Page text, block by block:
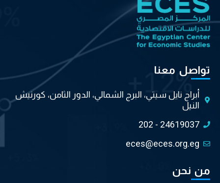
تواصل معنا
أبراج نايل سيتي، البرج الشمالي، الدور الثامن، كورنيش
النيل
202 - 24619037
eces@eces.org.eg
من نحن